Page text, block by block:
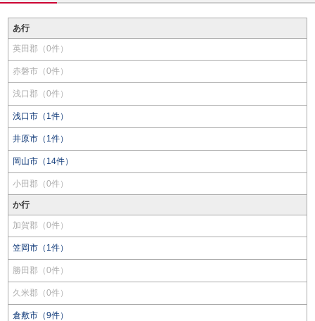
あ行
英田郡（0件）
赤磐市（0件）
浅口郡（0件）
浅口市（1件）
井原市（1件）
岡山市（14件）
小田郡（0件）
か行
加賀郡（0件）
笠岡市（1件）
勝田郡（0件）
久米郡（0件）
倉敷市（9件）